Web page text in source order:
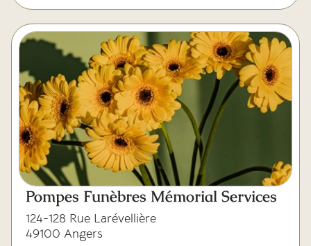
Pompes Funèbres Mémorial Services
124-128 Rue Larévellière
49100 Angers